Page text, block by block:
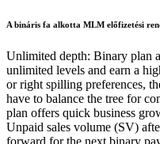
A bináris fa alkotta MLM előfizetési
Unlimited depth: Binary plan
unlimited levels and earn a
or right spilling preferences,
have to balance the tree for
plan offers quick business
Unpaid sales volume (SV)
forward for the next binary